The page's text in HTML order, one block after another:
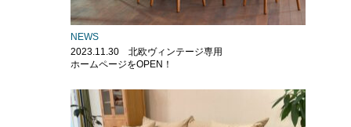
NEWS
2023.11.30 北欧ヴィンテージ専用
ホームページをOPEN！